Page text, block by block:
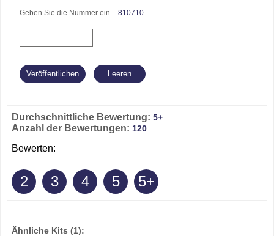
Geben Sie die Nummer ein 810710
Durchschnittliche Bewertung: 5+
Anzahl der Bewertungen: 120
Bewerten:
2 3 4 5 5+
Ähnliche Kits (1):